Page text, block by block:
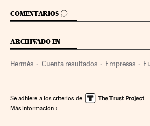
COMENTARIOS
IR A LOS COMENTARIOS
ARCHIVADO EN
Hermès Cuenta resultados Empresas
Se adhiere a los criterios de
Más información